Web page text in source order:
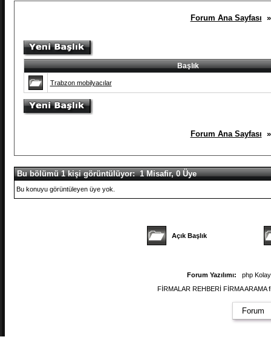
Forum Ana Sayfası
Başlık
Trabzon mobilyacılar
Forum Ana Sayfası
Bu bölümü 1 kişi görüntülüyor: 1 Misafir, 0 Üye
Bu konuyu görüntüleyen üye yok.
Açık Başlık
Forum Yazılımı:
php
FİRMALAR REHBERİ FİRMA
Forum